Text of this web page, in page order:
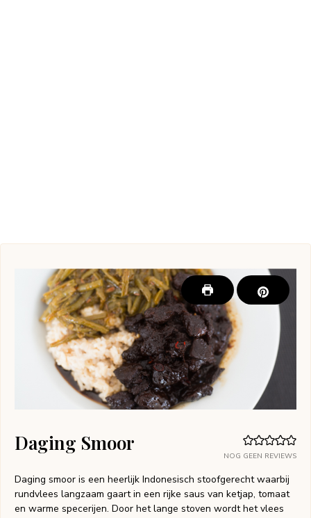
NOG GEEN REVIEWS
Daging Smoor
Daging smoor is een heerlijk Indonesisch stoofgerecht waarbij
rundvlees langzaam gaart in een rijke saus van ketjap, tomaat
en warme specerijen. Door het lange stoven wordt het vlees